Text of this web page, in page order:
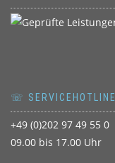
☏ SERVICEHOTLINE
+49 (0)202 97 49 55 0
09.00 bis 17.00 Uhr